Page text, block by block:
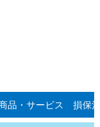
品・サービス 損保